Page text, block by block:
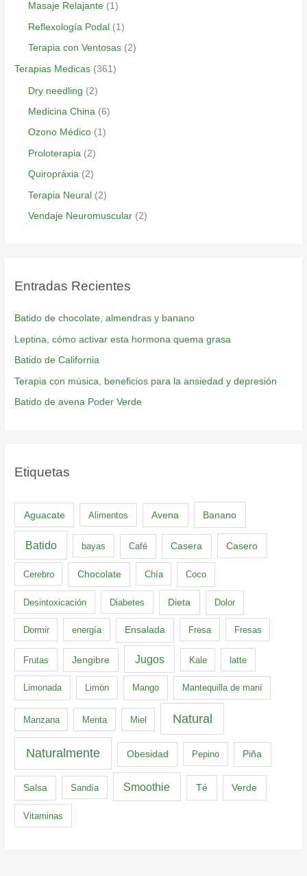
Masaje Relajante (1)
Reflexología Podal (1)
Terapia con Ventosas (2)
Terapias Medicas (361)
Dry needling (2)
Medicina China (6)
Ozono Médico (1)
Proloterapia (2)
Quiropráxia (2)
Terapia Neural (2)
Vendaje Neuromuscular (2)
Entradas Recientes
Batido de chocolate, almendras y banano
Leptina, cómo activar esta hormona quema grasa
Batido de California
Terapia con música, beneficios para la ansiedad y depresión
Batido de avena Poder Verde
Etiquetas
Aguacate Alimentos Avena Banano
Batido bayas Café Casera Casero
Cerebro Chocolate Chía Coco
Desintoxicación Diabetes Dieta Dolor
Dormir energía Ensalada Fresa Fresas
Frutas Jengibre Jugos Kale latte
Limonada Limón Mango Mantequilla de maní
Manzana Menta Miel Natural
Naturalmente Obesidad Pepino Piña
Salsa Sandía Smoothie Té Verde
Vitaminas